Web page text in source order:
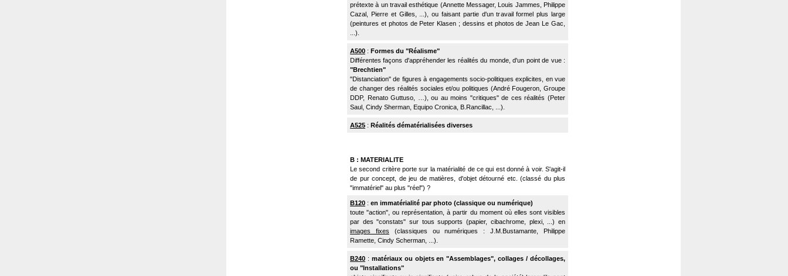
prétexte à un travail esthétique (Annette Messager, Louis Jammes, Philippe
Cazal, Pierre et Gilles, ...), ou faisant partie d'un travail formel plus large
(peintures et photos de Peter Klasen ; dessins et photos de Jean Le Gac,
...).
A500 : Formes du "Réalisme"
Différentes façons d'appréhender les réalités du monde, d'un point de vue :
"Brechtien"
"Distanciation" de figures à engagements socio-politiques explicites, en vue
de changer des réalités sociales et/ou politiques (André Fougeron, Groupe
DDP, Renato Guttuso, …), ou au moins "critiques" de ces réalités (Peter
Saul, Cindy Sherman, Equipo Cronica, B.Rancillac, ...).
A525 : Réalités dématérialisées diverses
B : MATERIALITE
Le second critère porte sur la matérialité de ce qui est donné à voir. S'agit-il
de pur concept, de jeu de matières, d'objet détourné etc. (classé du plus
"immatériel" au plus "réel") ?
B120 : en immatérialité par photo (classique ou numérique)
toute "action", ou représentation, à partir du moment où elles sont visibles
par des "constats" sur tous supports (papier, cibachrome, plexi, ...) en
images fixes (classiques ou numériques : J.M.Bustamante, Philippe
Ramette, Cindy Scherman, ...).
B240 : matériaux ou objets en "Assemblages", collages / décollages,
ou "Installations"